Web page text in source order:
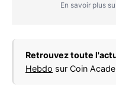
En savoir plus
Retrouvez toute
Hebdo sur Coin